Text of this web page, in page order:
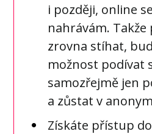
i později, online
nahrávám.
zrovna stíhat,
možnost podívat
samozřejmě jen
a zůstat v
Získáte přístup do